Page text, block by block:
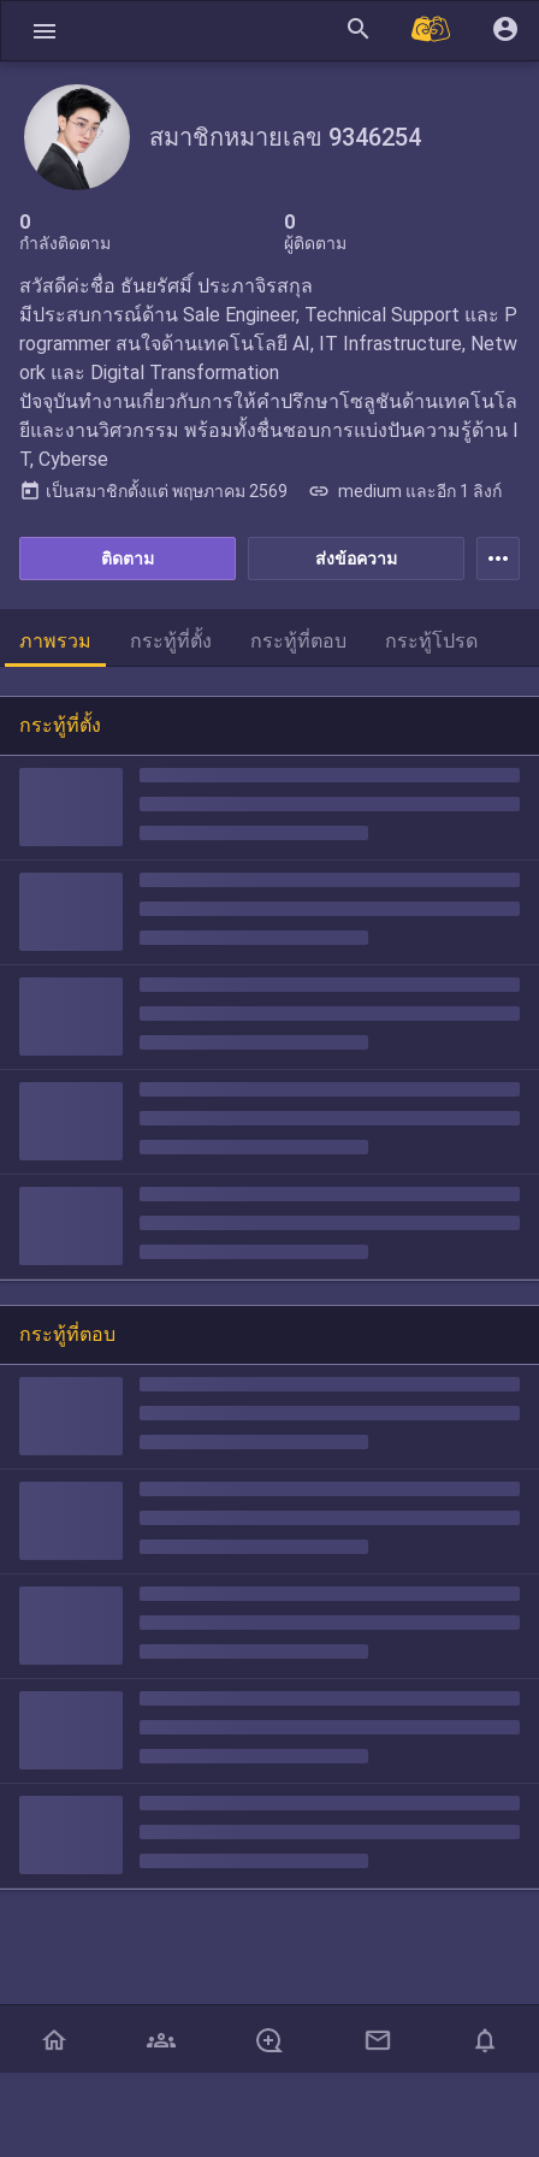
menu search account_circle
สมาชิกหมายเลข 9346254
0
กำลังติดตาม
0
ผู้ติดตาม
ส่งข้อความ
ติดตาม
สวัสดีค่ะชื่อ ธันยรัศมิ์ ประภาจิรสกุล
มีประสบการณ์ด้าน Sale Engineer, Technical Support และ P
rogrammer สนใจด้านเทคโนโลยี AI, IT Infrastructure, Netw
ork และ Digital Transformation
ปัจจุบันทำงานเกี่ยวกับการให้คำปรึกษาโซลูชันด้านเทคโนโล
ยีและงานวิศวกรรม พร้อมทั้งชื่นชอบการแบ่งปันความรู้ด้าน I
T, Cyberse
today เป็นสมาชิกตั้งแต่ พฤษภาคม 2569 link medium และอีก 1 ลิงก์
more_horiz
ภาพรวม กระทู้ที่ตั้ง กระทู้ที่ตอบ กระทู้โปรด
กระทู้ที่ตั้ง
กระทู้ที่ตอบ